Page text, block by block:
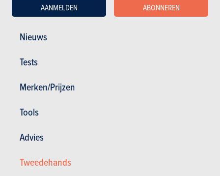
Nieuws
Tests
Merken/Prijzen
Tools
Advies
Tweedehands
AANMELDEN ABONNEREN
Audi A2 TDI X-Trend